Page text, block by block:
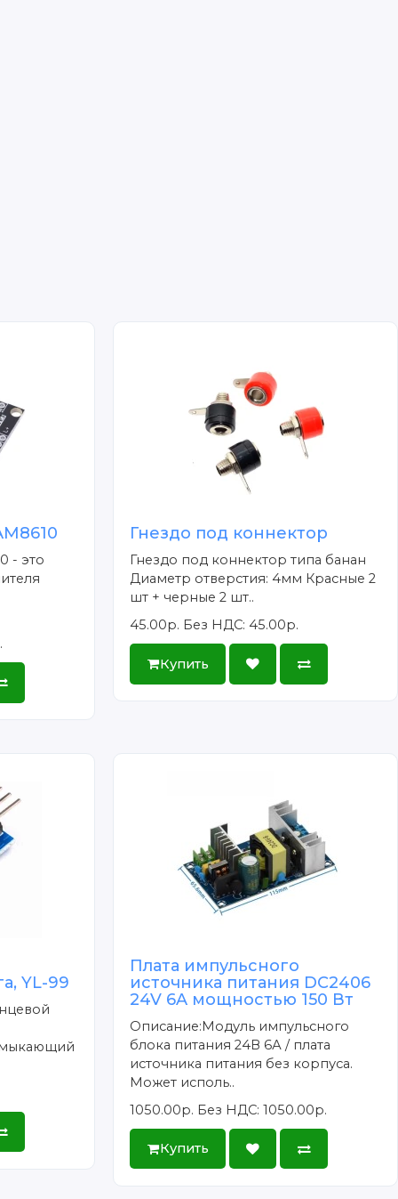
- это
Гнездо под коннектор
Гнездо под коннектор типа банан
Диаметр отверстия: 4мм Красные 2
шт + черные 2 шт..
45.00р. Без НДС: 45.00р.
Купить
YL-99
Плата импульсного
источника питания DC2406
24V 6A мощностью 150 Вт
Описание:Модуль импульсного
блока питания 24В 6А / плата
источника питания без корпуса.
Может исполь..
1050.00р. Без НДС: 1050.00р.
Купить